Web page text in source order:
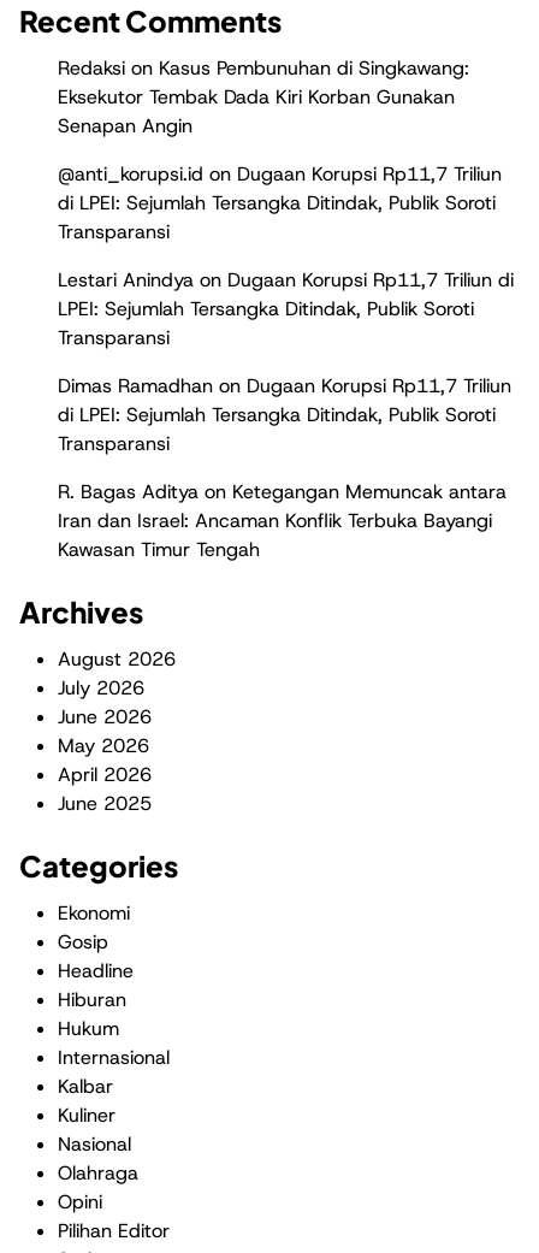
Recent Comments
Redaksi on Kasus Pembunuhan di Singkawang:
Eksekutor Tembak Dada Kiri Korban Gunakan
Senapan Angin
@anti_korupsi.id on Dugaan Korupsi Rp11,7 Triliun
di LPEI: Sejumlah Tersangka Ditindak, Publik Soroti
Transparansi
Lestari Anindya on Dugaan Korupsi Rp11,7 Triliun di
LPEI: Sejumlah Tersangka Ditindak, Publik Soroti
Transparansi
Dimas Ramadhan on Dugaan Korupsi Rp11,7 Triliun
di LPEI: Sejumlah Tersangka Ditindak, Publik Soroti
Transparansi
R. Bagas Aditya on Ketegangan Memuncak antara
Iran dan Israel: Ancaman Konflik Terbuka Bayangi
Kawasan Timur Tengah
Archives
August 2026
July 2026
June 2026
May 2026
April 2026
June 2025
Categories
Ekonomi
Gosip
Headline
Hiburan
Hukum
Internasional
Kalbar
Kuliner
Nasional
Olahraga
Opini
Pilihan Editor